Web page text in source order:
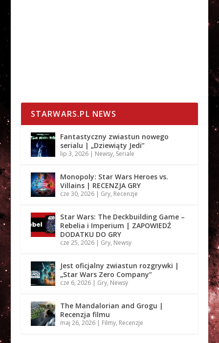
STARWARS.PL NEWS
Fantastyczny zwiastun nowego
serialu | „Dziewiąty Jedi”
lip 3, 2026| Newsy, Seriale
Monopoly: Star Wars Heroes vs.
Villains | RECENZJA GRY
cze 30, 2026| Gry, Recenzje
Star Wars: The Deckbuilding Game –
Rebelia i Imperium | ZAPOWIEDŹ
DODATKU DO GRY
cze 25, 2026| Gry, Newsy
Jest oficjalny zwiastun rozgrywki |
„Star Wars Zero Company”
cze 6, 2026| Gry, Newsy
The Mandalorian and Grogu |
Recenzja filmu
maj 26, 2026| Filmy, Recenzje